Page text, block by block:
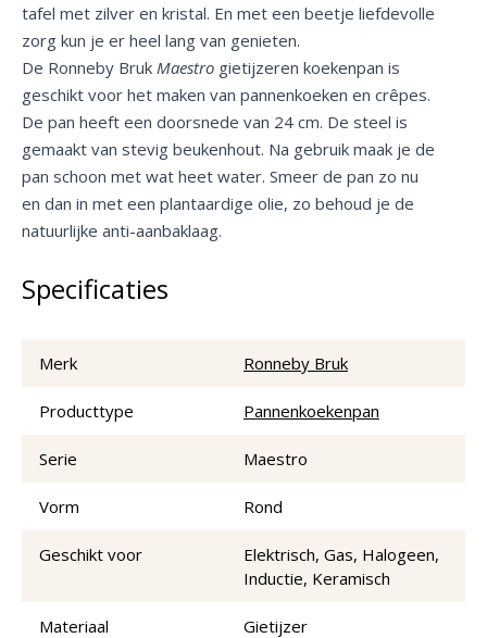
tafel met zilver en kristal. En met een beetje liefdevolle
zorg kun je er heel lang van genieten.
De Ronneby Bruk Maestro gietijzeren koekenpan is
geschikt voor het maken van pannenkoeken en crêpes.
De pan heeft een doorsnede van 24 cm. De steel is
gemaakt van stevig beukenhout. Na gebruik maak je de
pan schoon met wat heet water. Smeer de pan zo nu
en dan in met een plantaardige olie, zo behoud je de
natuurlijke anti-aanbaklaag.
Specificaties
Merk Ronneby Bruk
Producttype Pannenkoekenpan
Serie Maestro
Vorm Rond
Geschikt voor
Elektrisch, Gas, Halogeen,
Inductie, Keramisch
Materiaal Gietijzer